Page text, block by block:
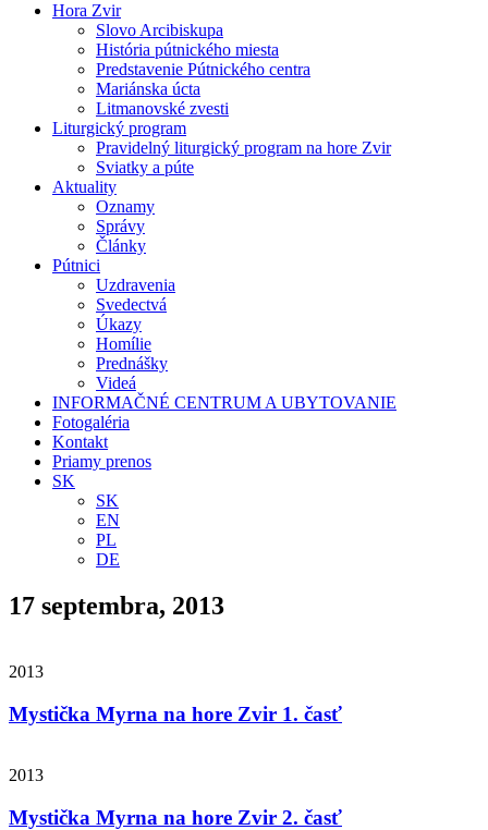
Hora Zvir
Slovo Arcibiskupa
História pútnického miesta
Predstavenie Pútnického centra
Mariánska úcta
Litmanovské zvesti
Liturgický program
Pravidelný liturgický program na hore Zvir
Sviatky a púte
Aktuality
Oznamy
Správy
Články
Pútnici
Uzdravenia
Svedectvá
Úkazy
Homílie
Prednášky
Videá
INFORMAČNÉ CENTRUM A UBYTOVANIE
Fotogaléria
Kontakt
Priamy prenos
SK
SK
EN
PL
DE
17 septembra, 2013
2013
Mystička Myrna na hore Zvir 1. časť
2013
Mystička Myrna na hore Zvir 2. časť